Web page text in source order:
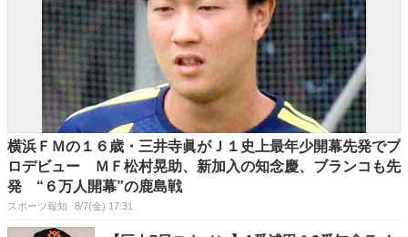
横浜ＦＭの１６歳・三井寺眞がＪ１史上最年少開幕先発でプ
ロデビュー ＭＦ松村晃助、新加入の知念慶、ブランコも先
発 “６万人開幕”の鹿島戦
スポーツ報知 8/7(金) 17:31